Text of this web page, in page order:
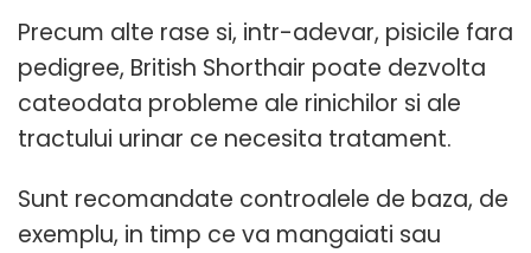
Precum alte rase si, intr-adevar, pisicile fara
pedigree, British Shorthair poate dezvolta
cateodata probleme ale rinichilor si ale
tractului urinar ce necesita tratament.
Sunt recomandate controalele de baza, de
exemplu, in timp ce va mangaiati sau